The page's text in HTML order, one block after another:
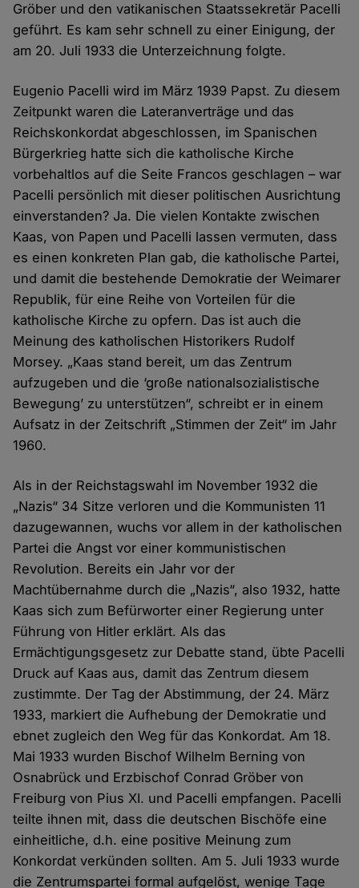
Gröber und den vatikanischen Staatssekretär Pacelli
geführt. Es kam sehr schnell zu einer Einigung, der
am 20. Juli 1933 die Unterzeichnung folgte.
Eugenio Pacelli wird im März 1939 Papst. Zu diesem
Zeitpunkt waren die Lateranverträge und das
Reichskonkordat abgeschlossen, im Spanischen
Bürgerkrieg hatte sich die katholische Kirche
vorbehaltlos auf die Seite Francos geschlagen – war
Pacelli persönlich mit dieser politischen Ausrichtung
einverstanden? Ja. Die vielen Kontakte zwischen
Kaas, von Papen und Pacelli lassen vermuten, dass
es einen konkreten Plan gab, die katholische Partei,
und damit die bestehende Demokratie der Weimarer
Republik, für eine Reihe von Vorteilen für die
katholische Kirche zu opfern. Das ist auch die
Meinung des katholischen Historikers Rudolf
Morsey. „Kaas stand bereit, um das Zentrum
aufzugeben und die ‘große nationalsozialistische
Bewegung’ zu unterstützen“, schreibt er in einem
Aufsatz in der Zeitschrift „Stimmen der Zeit“ im Jahr
1960.
Als in der Reichstagswahl im November 1932 die
„Nazis“ 34 Sitze verloren und die Kommunisten 11
dazugewannen, wuchs vor allem in der katholischen
Partei die Angst vor einer kommunistischen
Revolution. Bereits ein Jahr vor der
Machtübernahme durch die „Nazis“, also 1932, hatte
Kaas sich zum Befürworter einer Regierung unter
Führung von Hitler erklärt. Als das
Ermächtigungsgesetz zur Debatte stand, übte Pacelli
Druck auf Kaas aus, damit das Zentrum diesem
zustimmte. Der Tag der Abstimmung, der 24. März
1933, markiert die Aufhebung der Demokratie und
ebnet zugleich den Weg für das Konkordat. Am 18.
Mai 1933 wurden Bischof Wilhelm Berning von
Osnabrück und Erzbischof Conrad Gröber von
Freiburg von Pius XI. und Pacelli empfangen. Pacelli
teilte ihnen mit, dass die deutschen Bischöfe eine
einheitliche, d.h. eine positive Meinung zum
Konkordat verkünden sollten. Am 5. Juli 1933 wurde
die Zentrumspartei formal aufgelöst, wenige Tage